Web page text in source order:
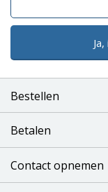
Bestellen
Betalen
Contact opnemen